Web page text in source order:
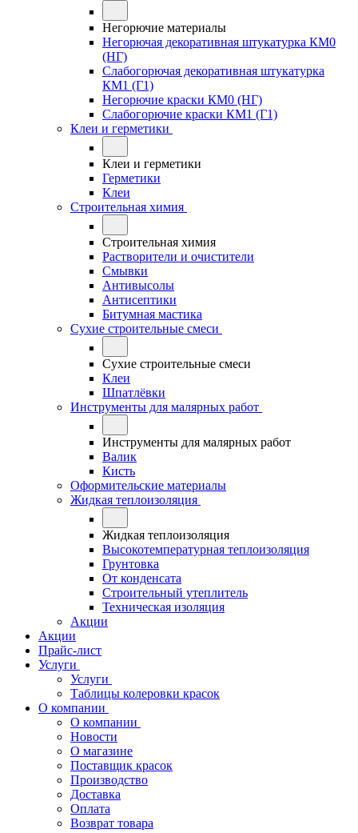
Негорючие материалы
Негорючая декоративная штукатурка КМ0
(НГ)
Слабогорючая декоративная штукатурка
КМ1 (Г1)
Негорючие краски КМ0 (НГ)
Слабогорючие краски КМ1 (Г1)
Клеи и герметики
Клеи и герметики
Герметики
Клеи
Строительная химия
Строительная химия
Растворители и очистители
Смывки
Антивысолы
Антисептики
Битумная мастика
Сухие строительные смеси
Сухие строительные смеси
Клеи
Шпатлёвки
Инструменты для малярных работ
Инструменты для малярных работ
Валик
Кисть
Оформительские материалы
Жидкая теплоизоляция
Жидкая теплоизоляция
Высокотемпературная теплоизоляция
Грунтовка
От конденсата
Строительный утеплитель
Техническая изоляция
Акции
Акции
Прайс-лист
Услуги
Услуги
Таблицы колеровки красок
О компании
О компании
Новости
О магазине
Поставщик красок
Производство
Доставка
Оплата
Возврат товара